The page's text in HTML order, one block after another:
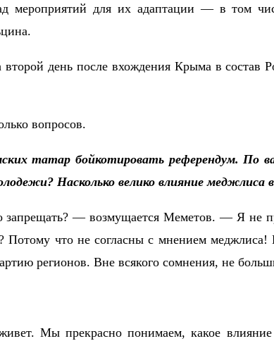
мероприятий для их адаптации — в том
день после вхождения Крыма в состав
вопросов.
татар бойкотировать референдум. По
Насколько велико влияние меджлиса
— возмущается Меметов. — Я не
Потому что не согласны с мнением
регионов. Вне всякого сомнения, не
Мы прекрасно понимаем, какое